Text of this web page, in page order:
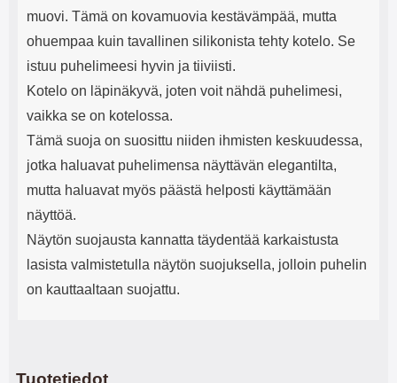
muovi. Tämä on kovamuovia kestävämpää, mutta
ohuempaa kuin tavallinen silikonista tehty kotelo. Se
istuu puhelimeesi hyvin ja tiiviisti.
Kotelo on läpinäkyvä, joten voit nähdä puhelimesi,
vaikka se on kotelossa.
Tämä suoja on suosittu niiden ihmisten keskuudessa,
jotka haluavat puhelimensa näyttävän elegantilta,
mutta haluavat myös päästä helposti käyttämään
näyttöä.
Näytön suojausta kannatta täydentää karkaistusta
lasista valmistetulla näytön suojuksella, jolloin puhelin
on kauttaaltaan suojattu.
Tuotetiedot